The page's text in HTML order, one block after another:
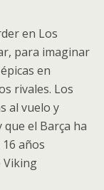
en Los
para imaginar
en
rivales. Los
al vuelo y
el Barça ha
años
Viking